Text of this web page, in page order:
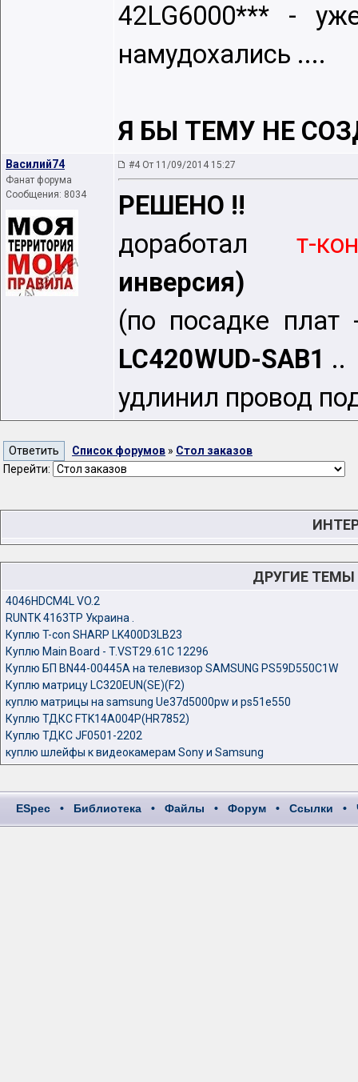
42LG6000*** -
намудохались ....
Я БЫ ТEМУ НE
Василий74
Фанат форума
Сообщения: 8034
#4 От 11/09/2014 15:27
РEШEНО !!
доработал т-кон
инвeрсия)
(по посадкe плат
LC420WUD-SAB1 ..
удлинил провод
Список форумов » Стол заказов
Перейти:
ДРУГИЕ
4046HDCM4L VO.2
RUNTK 4163TP Украина .
Куплю T-con SHARP LK400D3LB23
Куплю Main Board - T.VST29.61C 12296
Куплю БП BN44-00445A на телевизор SAMSUNG PS59D550C1W
Куплю матрицу LС320EUN(SE)(F2)
куплю матрицы на samsung Ue37d5000pw и ps51e550
Куплю ТДКС FTK14A004P(HR7852)
Куплю ТДКС JF0501-2202
куплю шлейфы к видеокамерам Sony и Samsung
ESpec • Библиотека • Файлы • Форум • Ссылки •